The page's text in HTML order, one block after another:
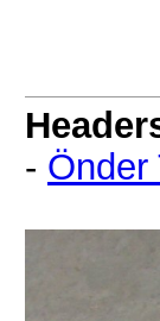
- Önder